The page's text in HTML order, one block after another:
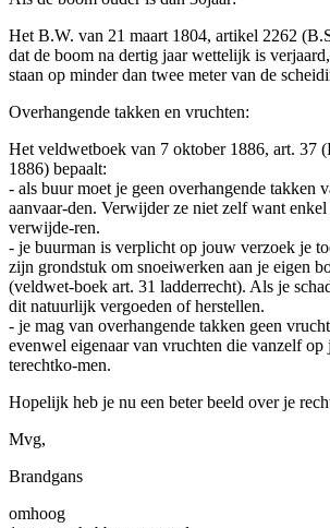
Het B.W. van 21 maart 1804, artikel 2262
dat de boom na dertig jaar wettelijk is
staan op minder dan twee meter van de
Overhangende takken en vruchten:
Het veldwetboek van 7 oktober 1886, art. 37
1886) bepaalt:
- als buur moet je geen overhangende takken
aanvaar-den. Verwijder ze niet zelf want enkel
verwijde-ren.
- je buurman is verplicht op jouw verzoek je
zijn grondstuk om snoeiwerken aan je eigen
(veldwet-boek art. 31 ladderrecht). Als je
dit natuurlijk vergoeden of herstellen.
- je mag van overhangende takken geen
evenwel eigenaar van vruchten die vanzelf op
terechtko-men.
Hopelijk heb je nu een beter beeld over je
Mvg,
Brandgans
omhoog